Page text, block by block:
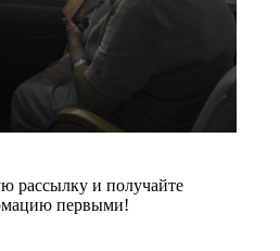
рассылку и получайте
первыми!